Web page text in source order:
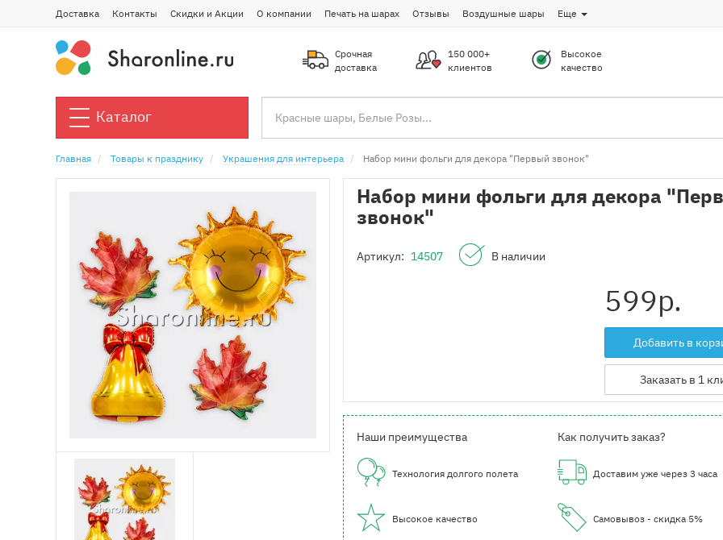
Доставка Контакты Скидки и Акции О компании Печать на шарах Отзывы Воздушные шары Еще
Срочная
доставка
150 000+
клиентов
Высокое
качество
Каталог
Главная Товары к празднику Украшения для интерьера Набор мини фольги для декора "Первый звонок"
Набор мини фольги для декора
звонок"
Артикул: 14507 В наличии
599р.
Добавить в
Заказать в 1
Наши преимущества
Технология долгого полета
Высокое качество
Как получить заказ?
Доставим уже через 3 часа
Самовывоз - скидка 5%